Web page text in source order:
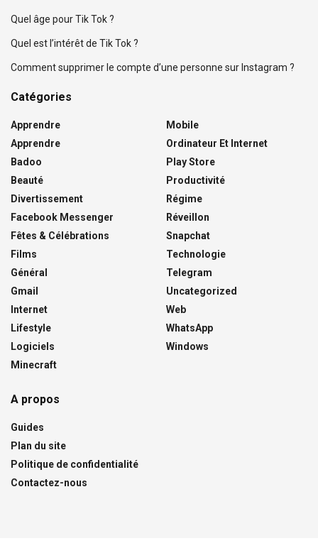
Quel âge pour Tik Tok ?
Quel est l’intérêt de Tik Tok ?
Comment supprimer le compte d’une personne sur Instagram ?
Catégories
Apprendre
Apprendre
Badoo
Beauté
Divertissement
Facebook Messenger
Fêtes & Célébrations
Films
Général
Gmail
Internet
Lifestyle
Logiciels
Minecraft
Mobile
Ordinateur Et Internet
Play Store
Productivité
Régime
Réveillon
Snapchat
Technologie
Telegram
Uncategorized
Web
WhatsApp
Windows
A propos
Guides
Plan du site
Politique de confidentialité
Contactez-nous